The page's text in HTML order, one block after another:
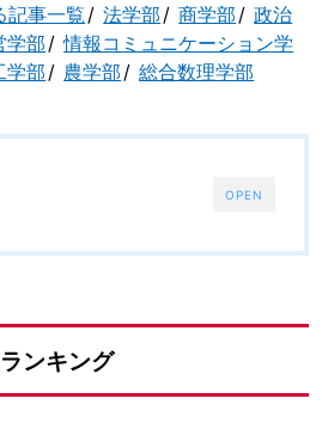
記事一覧 法学部 商学部
政治
学部
情報コミュニケーション学
学部 農学部 総合数理学部
OPEN
ンキング